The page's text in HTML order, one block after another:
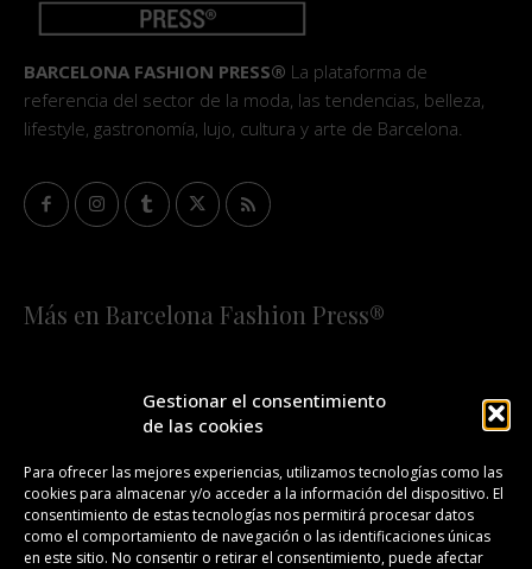
Gestionar el consentimiento
de las cookies
Para ofrecer las mejores experiencias, utilizamos tecnologías como las
cookies para almacenar y/o acceder a la información del dispositivo. El
consentimiento de estas tecnologías nos permitirá procesar datos
como el comportamiento de navegación o las identificaciones únicas
en este sitio. No consentir o retirar el consentimiento, puede afectar
BARCELONA FASHION PRESS® La plataforma de
referencia del sector de la moda, las tendencias, belleza,
lifestyle, gastronomía, lujo, cultura y arte de Barcelona.
Más en Barcelona Fashion Press®
¡SUSCRÍBETE A NUESTRA FASHION NEWS!
CONTACTO REDACCIÓN PUBLICIDAD
ISSN 2385-4839 DL B 27443-2014